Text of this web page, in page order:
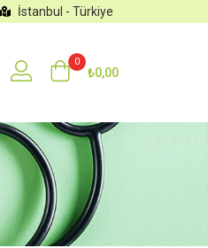
İstanbul - Türkiye
0
₺0,00